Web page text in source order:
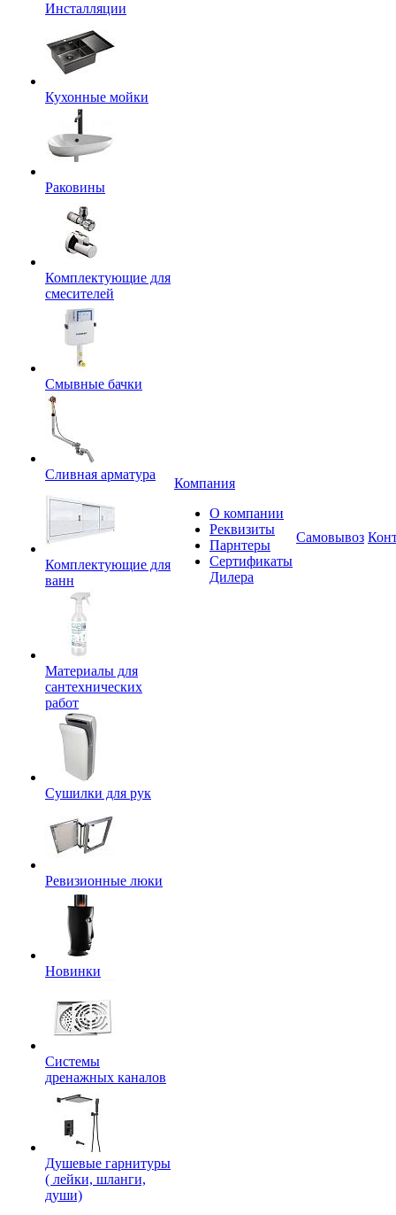
Инсталляции
Кухонные мойки
Раковины
Комплектующие для
смесителей
Смывные бачки
Сливная арматура
Комплектующие для
ванн
Материалы для
сантехнических
работ
Сушилки для рук
Ревизионные люки
Новинки
Системы
дренажных каналов
Душевые гарнитуры
( лейки, шланги,
души)
Компания
О компании
Реквизиты
Парнтеры
Сертификаты
Дилера
Самовывоз